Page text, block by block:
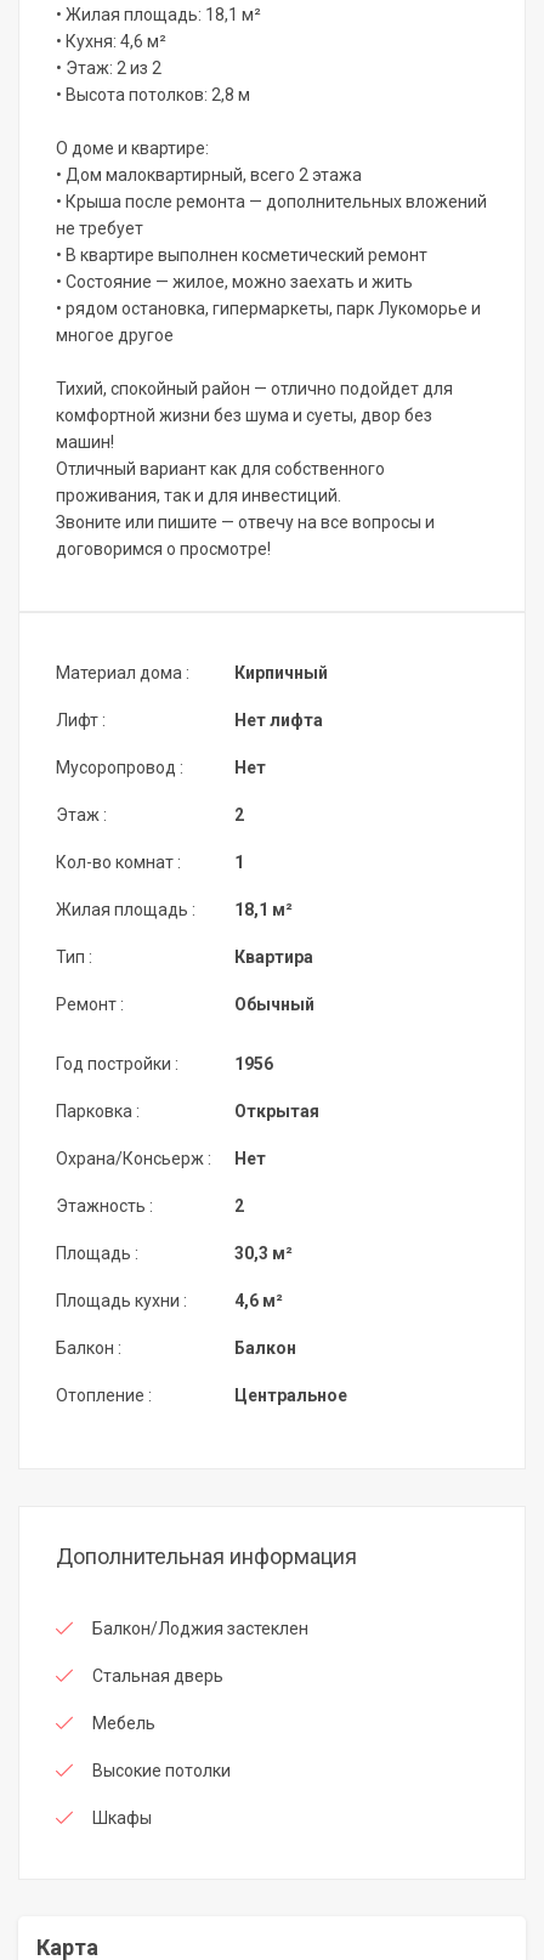
• Жилая площадь: 18,1 м²
• Кухня: 4,6 м²
• Этаж: 2 из 2
• Высота потолков: 2,8 м
О доме и квартире:
• Дом малоквартирный, всего 2 этажа
• Крыша после ремонта — дополнительных вложений
не требует
• В квартире выполнен косметический ремонт
• Состояние — жилое, можно заехать и жить
• рядом остановка, гипермаркеты, парк Лукоморье и
многое другое
Тихий, спокойный район — отлично подойдет для
комфортной жизни без шума и суеты, двор без
машин!
Отличный вариант как для собственного
проживания, так и для инвестиций.
Звоните или пишите — отвечу на все вопросы и
договоримся о просмотре!
Материал дома :
Лифт :
Мусоропровод :
Этаж :
Кол-во комнат :
Жилая площадь :
Тип :
Ремонт :
Кирпичный
Нет лифта
Нет
2
1
18,1 м²
Квартира
Обычный
Год постройки :
Парковка :
Охрана/Консьерж :
Этажность :
Площадь :
Площадь кухни :
Балкон :
Отопление :
1956
Открытая
Нет
2
30,3 м²
4,6 м²
Балкон
Центральное
Дополнительная информация
Балкон/Лоджия застеклен
Стальная дверь
Мебель
Высокие потолки
Шкафы
Карта